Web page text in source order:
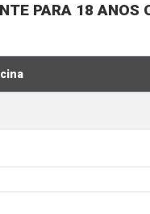
PARA 18